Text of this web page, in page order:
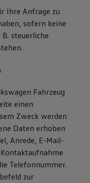
Ihre Anfrage zu
sofern keine
steuerliche
Fahrzeug
einen
Zweck werden
Daten erhoben
Anrede, E-Mail-
Telefonnummer.
zur